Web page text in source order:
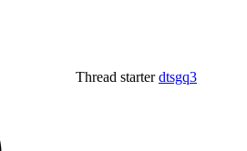
Thread starter dtsgq3